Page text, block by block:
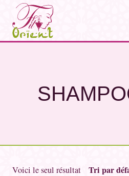
Skip
content
Voici le seul résultat